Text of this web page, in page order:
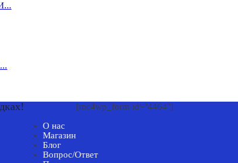
[mc4wp_form id="4464"]
О нас
Магазин
Блог
Вопрос/Ответ